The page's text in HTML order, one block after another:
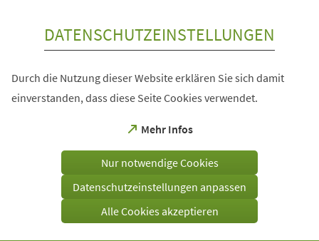
DATENSCHUTZEINSTELLUNGEN
Durch die Nutzung dieser Website erklären Sie sich damit
einverstanden, dass diese Seite Cookies verwendet.
Mehr Infos
(Öffnet
einem
Tab)
Nur notwendige Cookies
Datenschutzeinstellungen anpassen
Alle Cookies akzeptieren